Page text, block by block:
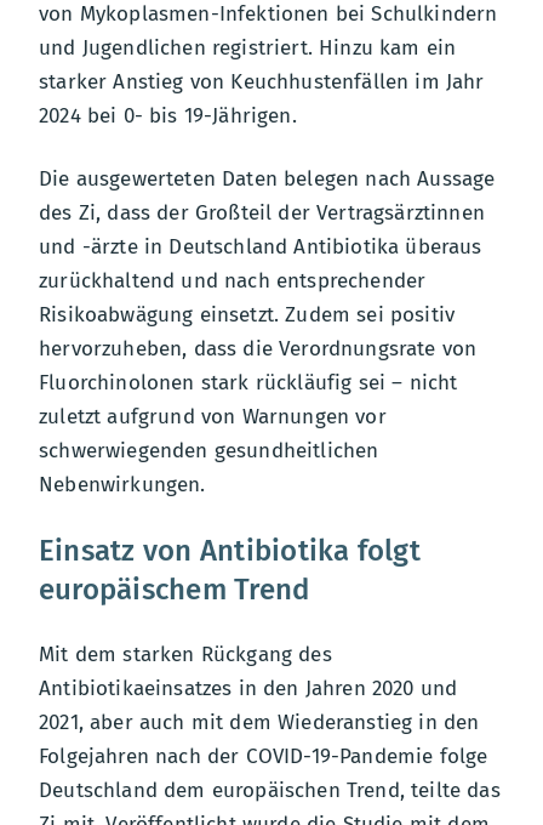
von Mykoplasmen-Infektionen bei Schulkindern
und Jugendlichen registriert. Hinzu kam ein
starker Anstieg von Keuchhustenfällen im Jahr
2024 bei 0- bis 19-Jährigen.
Die ausgewerteten Daten belegen nach Aussage
des Zi, dass der Großteil der Vertragsärztinnen
und -ärzte in Deutschland Antibiotika überaus
zurückhaltend und nach entsprechender
Risikoabwägung einsetzt. Zudem sei positiv
hervorzuheben, dass die Verordnungsrate von
Fluorchinolonen stark rückläufig sei – nicht
zuletzt aufgrund von Warnungen vor
schwerwiegenden gesundheitlichen
Nebenwirkungen.
Einsatz von Antibiotika folgt
europäischem Trend
Mit dem starken Rückgang des
Antibiotikaeinsatzes in den Jahren 2020 und
2021, aber auch mit dem Wiederanstieg in den
Folgejahren nach der COVID-19-Pandemie folge
Deutschland dem europäischen Trend, teilte das